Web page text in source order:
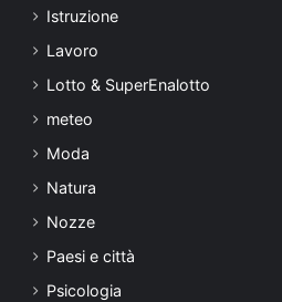
Istruzione
Lavoro
Lotto & SuperEnalotto
meteo
Moda
Natura
Nozze
Paesi e città
Psicologia